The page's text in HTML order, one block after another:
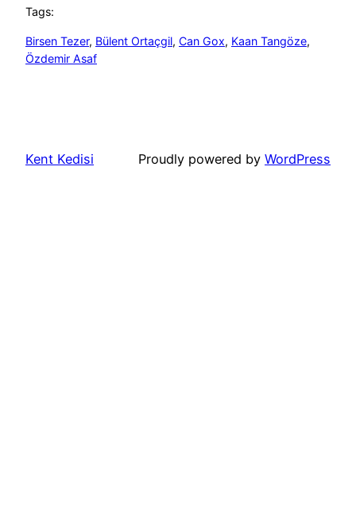
Tags:
Birsen Tezer, Bülent Ortaçgil, Can Gox, Kaan Tangöze
Özdemir Asaf
Kent Kedisi Proudly powered by WordPress